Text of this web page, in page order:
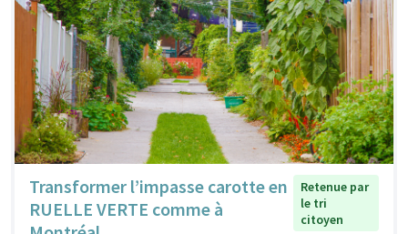
Transformer l’impasse carotte en
RUELLE VERTE comme à
Retenue par
le tri
citoyen